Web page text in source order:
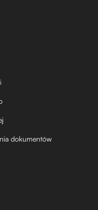
dokumentów